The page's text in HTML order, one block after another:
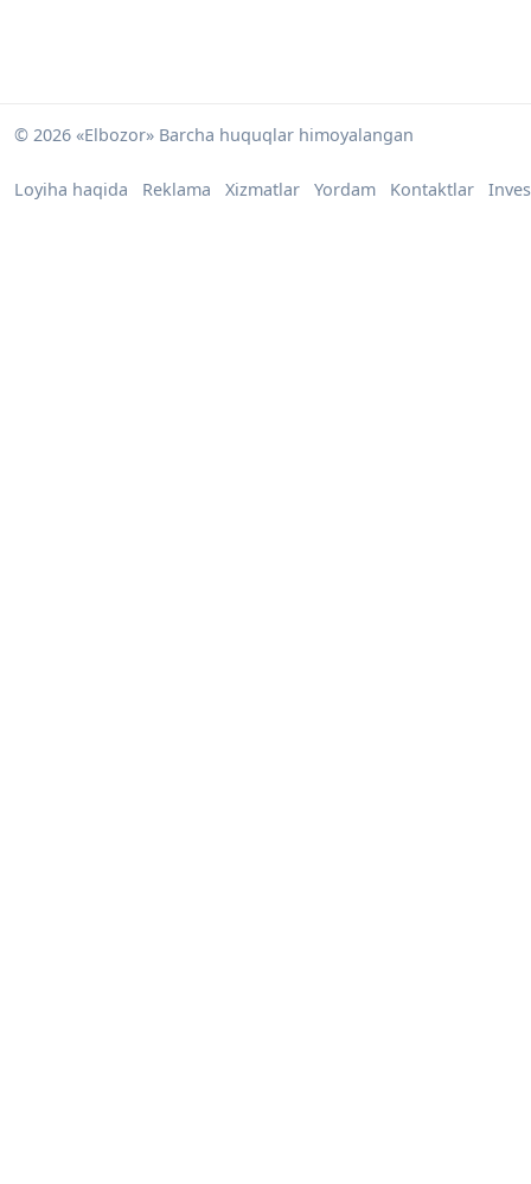
© 2026 «Elbozor» Barcha huquqlar himoyalangan
Loyiha haqida Reklama Xizmatlar Yordam Kontaktlar